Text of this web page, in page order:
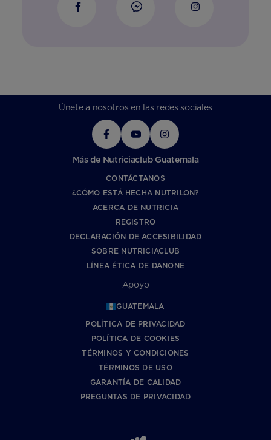
Únete a nosotros en las redes sociales
Más de Nutriciaclub Guatemala
CONTÁCTANOS
¿CÓMO ESTÁ HECHA NUTRILON?
ACERCA DE NUTRICIA
REGISTRO
DECLARACIÓN DE ACCESIBILIDAD
SOBRE NUTRICIACLUB
LÍNEA ÉTICA DE DANONE
Apoyo
GUATEMALA
POLÍTICA DE PRIVACIDAD
POLÍTICA DE COOKIES
TÉRMINOS Y CONDICIONES
TÉRMINOS DE USO
GARANTÍA DE CALIDAD
PREGUNTAS DE PRIVACIDAD